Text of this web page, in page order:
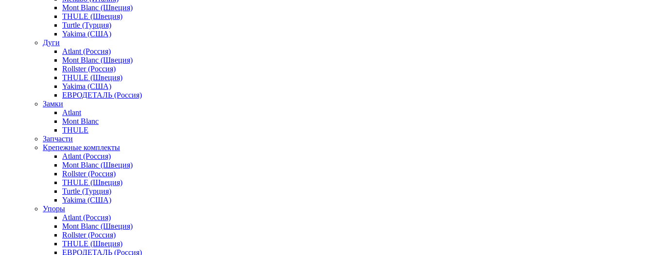
Mont Blanc (Швеция)
THULE (Швеция)
Turtle (Турция)
Yakima (США)
Дуги
Atlant (Россия)
Mont Blanc (Швеция)
Rollster (Россия)
THULE (Швеция)
Yakima (США)
ЕВРОДЕТАЛЬ (Россия)
Замки
Atlant
Mont Blanc
THULE
Запчасти
Крепежные комплекты
Atlant (Россия)
Mont Blanc (Швеция)
Rollster (Россия)
THULE (Швеция)
Turtle (Турция)
Yakima (США)
Упоры
Atlant (Россия)
Mont Blanc (Швеция)
Rollster (Россия)
THULE (Швеция)
ЕВРОДЕТАЛЬ (Россия)